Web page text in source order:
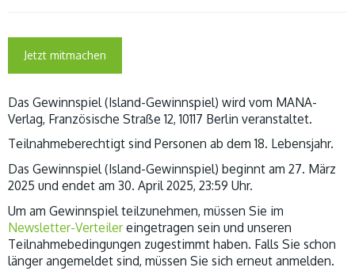
Jetzt mitmachen
Das Gewinnspiel (Island-Gewinnspiel) wird vom MANA-
Verlag, Französische Straße 12, 10117 Berlin veranstaltet.
Teilnahmeberechtigt sind Personen ab dem 18. Lebensjahr.
Das Gewinnspiel (Island-Gewinnspiel) beginnt am 27. März
2025 und endet am 30. April 2025, 23:59 Uhr.
Um am Gewinnspiel teilzunehmen, müssen Sie im
Newsletter-Verteiler eingetragen sein und unseren
Teilnahmebedingungen zugestimmt haben. Falls Sie schon
länger angemeldet sind, müssen Sie sich erneut anmelden.